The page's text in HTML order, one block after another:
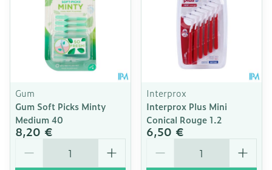
Gum
Gum Soft Picks Minty
Medium 40
8,20 €
Interprox
Interprox Plus Mini
Conical Rouge 1.2
6,50 €